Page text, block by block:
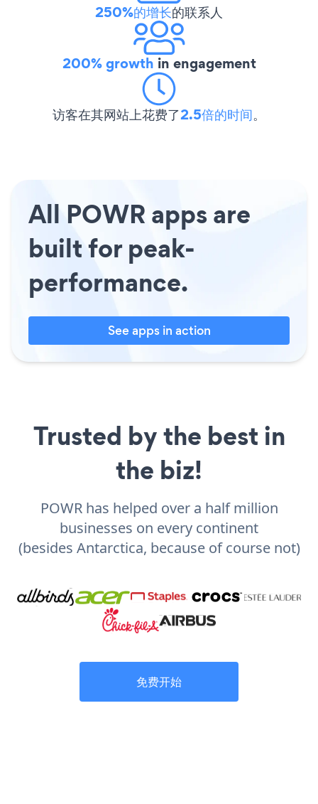
250%的增长的联系人
200% growth in engagement
访客在其网站上花费了2.5倍的时间。
All POWR apps are
built for peak-
performance.
See apps in action
Trusted by the best in
the biz!
POWR has helped over a half million
businesses on every continent
(besides Antarctica, because of course not)
免费开始